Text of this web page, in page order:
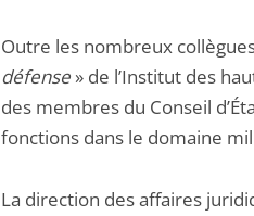
Outre les nombreux
défense » de l’Institut des
des membres du Conseil
fonctions dans le domaine
La direction des affaires